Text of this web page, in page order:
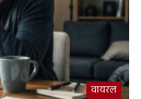
वायरल